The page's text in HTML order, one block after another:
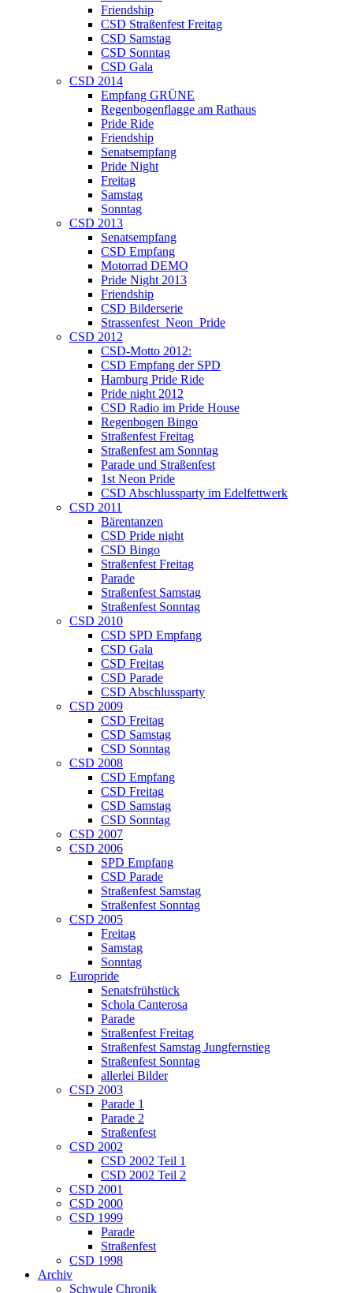
Friendship
CSD Straßenfest Freitag
CSD Samstag
CSD Sonntag
CSD Gala
CSD 2014
Empfang GRÜNE
Regenbogenflagge am Rathaus
Pride Ride
Friendship
Senatsempfang
Pride Night
Freitag
Samstag
Sonntag
CSD 2013
Senatsempfang
CSD Empfang
Motorrad DEMO
Pride Night 2013
Friendship
CSD Bilderserie
Strassenfest_Neon_Pride
CSD 2012
CSD-Motto 2012:
CSD Empfang der SPD
Hamburg Pride Ride
Pride night 2012
CSD Radio im Pride House
Regenbogen Bingo
Straßenfest Freitag
Straßenfest am Sonntag
Parade und Straßenfest
1st Neon Pride
CSD Abschlussparty im Edelfettwerk
CSD 2011
Bärentanzen
CSD Pride night
CSD Bingo
Straßenfest Freitag
Parade
Straßenfest Samstag
Straßenfest Sonntag
CSD 2010
CSD SPD Empfang
CSD Gala
CSD Freitag
CSD Parade
CSD Abschlussparty
CSD 2009
CSD Freitag
CSD Samstag
CSD Sonntag
CSD 2008
CSD Empfang
CSD Freitag
CSD Samstag
CSD Sonntag
CSD 2007
CSD 2006
SPD Empfang
CSD Parade
Straßenfest Samstag
Straßenfest Sonntag
CSD 2005
Freitag
Samstag
Sonntag
Europride
Senatsfrühstück
Schola Canterosa
Parade
Straßenfest Freitag
Straßenfest Samstag Jungfernstieg
Straßenfest Sonntag
allerlei Bilder
CSD 2003
Parade 1
Parade 2
Straßenfest
CSD 2002
CSD 2002 Teil 1
CSD 2002 Teil 2
CSD 2001
CSD 2000
CSD 1999
Parade
Straßenfest
CSD 1998
Archiv
Schwule Chronik